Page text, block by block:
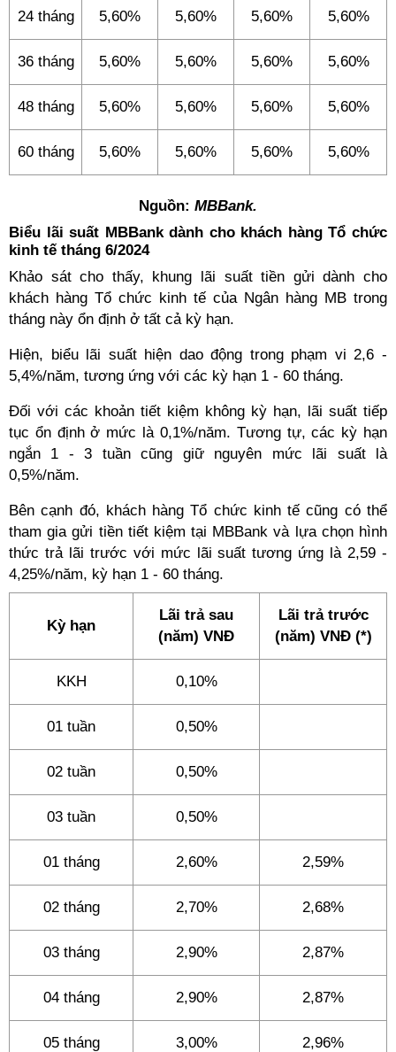
24 tháng 5,60% 5,60% 5,60% 5,60%
36 tháng 5,60% 5,60% 5,60% 5,60%
48 tháng 5,60% 5,60% 5,60% 5,60%
60 tháng 5,60% 5,60% 5,60% 5,60%
Nguồn: MBBank.
Biểu lãi suất MBBank dành cho khách hàng Tổ chức
kinh tế tháng 6/2024
Khảo sát cho thấy, khung lãi suất tiền gửi dành cho
khách hàng Tổ chức kinh tế của Ngân hàng MB trong
tháng này ổn định ở tất cả kỳ hạn.
Hiện, biểu lãi suất hiện dao động trong phạm vi 2,6 -
5,4%/năm, tương ứng với các kỳ hạn 1 - 60 tháng.
Đối với các khoản tiết kiệm không kỳ hạn, lãi suất tiếp
tục ổn định ở mức là 0,1%/năm. Tương tự, các kỳ hạn
ngắn 1 - 3 tuần cũng giữ nguyên mức lãi suất là
0,5%/năm.
Bên cạnh đó, khách hàng Tổ chức kinh tế cũng có thể
tham gia gửi tiền tiết kiệm tại MBBank và lựa chọn hình
thức trả lãi trước với mức lãi suất tương ứng là 2,59 -
4,25%/năm, kỳ hạn 1 - 60 tháng.
Kỳ hạn
Lãi trả sau
(năm) VNĐ
Lãi trả trước
(năm) VNĐ (*)
KKH 0,10%
01 tuần 0,50%
02 tuần 0,50%
03 tuần 0,50%
01 tháng 2,60% 2,59%
02 tháng 2,70% 2,68%
03 tháng 2,90% 2,87%
04 tháng 2,90% 2,87%
05 tháng 3,00% 2,96%